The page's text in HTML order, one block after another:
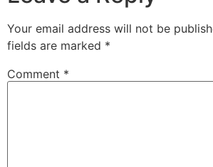
Your email address will not be
fields are marked *
Comment *